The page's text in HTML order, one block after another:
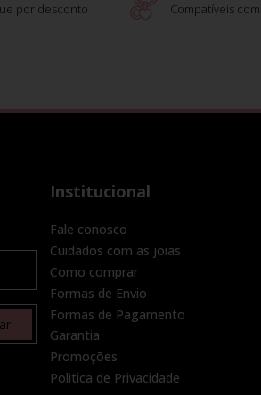
por desconto Compatíveis
Institucional
Fale conosco
Cuidados com as joias
Como comprar
Formas de Envio
Formas de Pagamento
Garantia
Promoções
Politica de Privacidade